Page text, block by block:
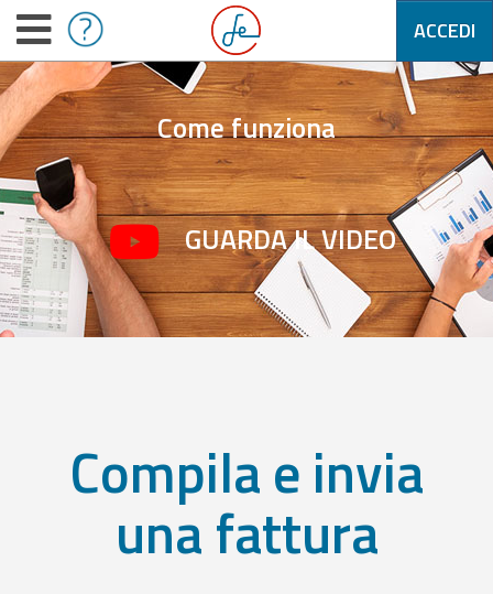
ACCEDI
Come funziona
GUARDA IL VIDEO
Compila e invia
una fattura